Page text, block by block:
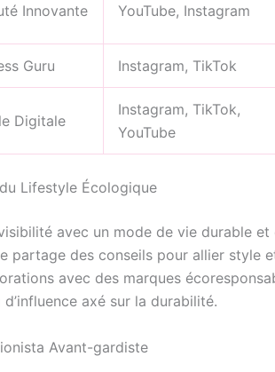
Innovante YouTube, Instagram
Guru Instagram, TikTok
Digitale
Instagram, TikTok,
YouTube
Lifestyle Écologique
avec un mode de vie durable et
partage des conseils pour allier style
avec des marques
axé sur la durabilité.
Avant-gardiste